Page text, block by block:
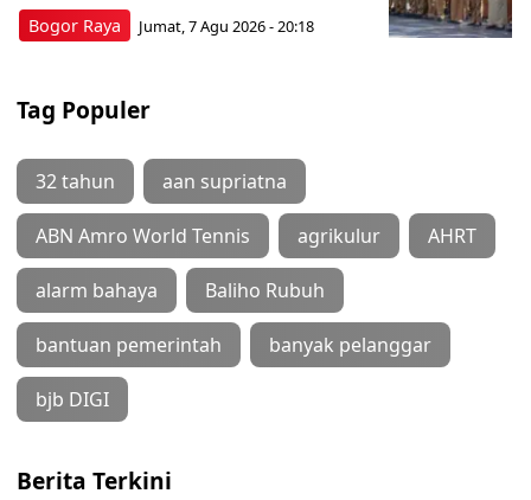
Bogor Raya Jumat, 7 Agu 2026 - 20:18
Tag Populer
32 tahun aan supriatna
ABN Amro World Tennis agrikulur AHRT
alarm bahaya Baliho Rubuh
bantuan pemerintah banyak pelanggar
bjb DIGI
Berita Terkini